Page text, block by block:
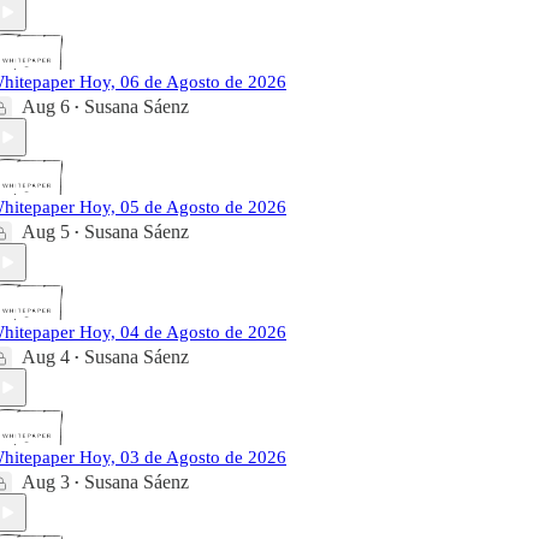
Hoy, 06 de Agosto de 2026
Aug 6 • Susana Sáenz
Hoy, 05 de Agosto de 2026
Aug 5 • Susana Sáenz
Hoy, 04 de Agosto de 2026
Aug 4 • Susana Sáenz
Hoy, 03 de Agosto de 2026
Aug 3 • Susana Sáenz